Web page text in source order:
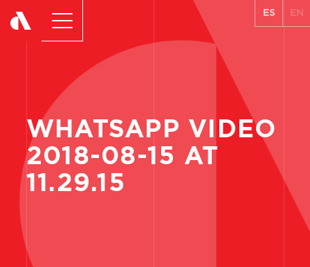
ES EN
WHATSAPP VIDEO
2018-08-15 AT
11.29.15